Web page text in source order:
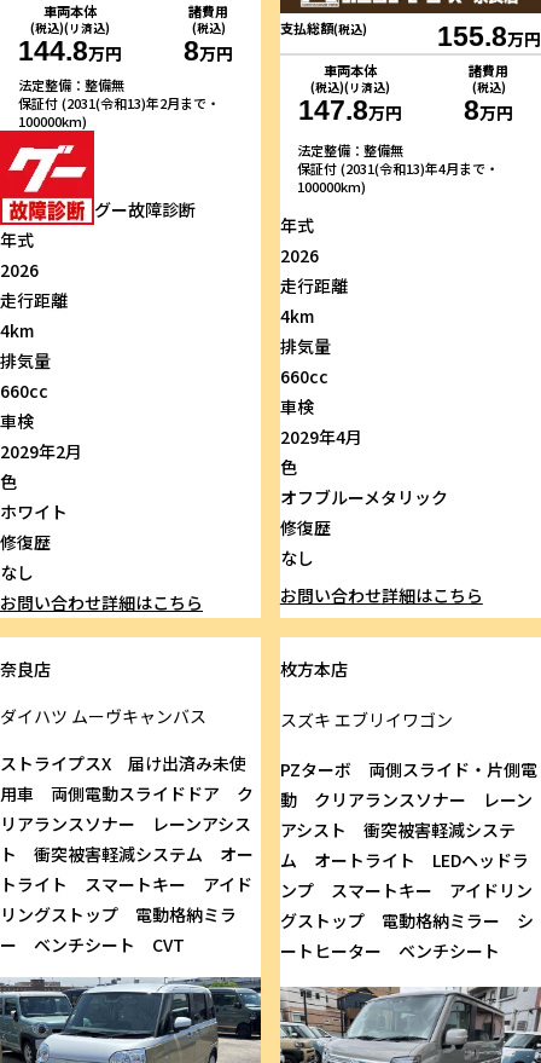
車両本体
(税込)(リ済込)
144.8万円
諸費用
(税込)
8万円
法定整備：整備無
保証付 (2031(令和13)年2月まで・
100000km)
グー故障診断
年式
2026
走行距離
4km
排気量
660cc
車検
2029年2月
色
ホワイト
修復歴
なし
お問い合わせ詳細はこちら
支払総額(税込) 155.8万円
車両本体
(税込)(リ済込)
147.8万円
諸費用
(税込)
8万円
法定整備：整備無
保証付 (2031(令和13)年4月まで・
100000km)
年式
2026
走行距離
4km
排気量
660cc
車検
2029年4月
色
オフブルーメタリック
修復歴
なし
お問い合わせ詳細はこちら
奈良店
ダイハツ ムーヴキャンバス
ストライプスX 届け出済み未使
用車 両側電動スライドドア ク
リアランスソナー レーンアシス
ト 衝突被害軽減システム オー
トライト スマートキー アイド
リングストップ 電動格納ミラ
ー ベンチシート CVT
枚方本店
スズキ エブリイワゴン
PZターボ 両側スライド・片側電
動 クリアランスソナー レーン
アシスト 衝突被害軽減システ
ム オートライト LEDヘッドラ
ンプ スマートキー アイドリン
グストップ 電動格納ミラー シ
ートヒーター ベンチシート